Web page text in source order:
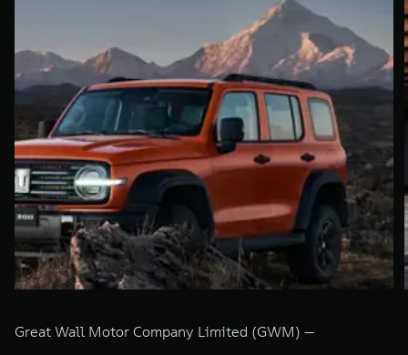
Great Wall Motor Company Limited (GWM) —